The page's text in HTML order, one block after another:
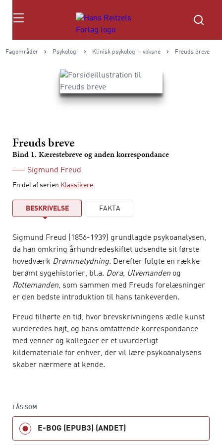
Søg
Fagområder Psykologi Klinisk psykologi – voksne Freuds breve
Freuds breve
Bind 1. Kærestebreve og anden korrespondance
Sigmund Freud
En del af serien Klassikere
BESKRIVELSE FAKTA
Sigmund Freud (1856-1939) grundlagde psykoanalysen,
da han omkring århundredeskiftet udsendte sit første
hovedværk Drømmetydning. Derefter fulgte en række
berømt sygehistorier, bl.a. Dora, Ulvemanden og
Rottemanden, som sammen med Freuds forelæsninger
er den bedste introduktion til hans tankeverden.
Freud tilhørte en tid, hvor brevskrivningens ædle kunst
vurderedes højt, og hans omfattende korrespondance
med venner og kollegaer er et uvurderligt
kildemateriale for enhver, der vil lære psykoanalysens
skaber nærmere at kende.
skarpsindige analytiker, og over for en række af tidens
store kunstnere den ydmyge beundrer af deres værker.
Freuds breve er en æstetisk oplevelse. Han elskede at
FÅS SOM
E-BOG (EPUB3) (ANDET)